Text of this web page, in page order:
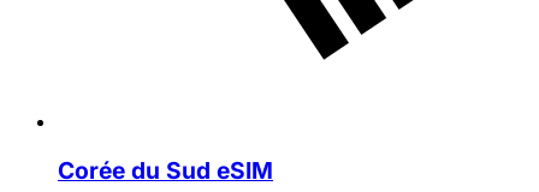
Corée du Sud eSIM